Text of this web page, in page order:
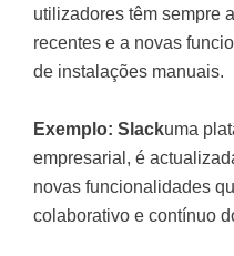
utilizadores têm sempre
recentes e a novas
de instalações manuais.
Exemplo: Slackuma
empresarial, é
novas funcionalidades
colaborativo e contínuo